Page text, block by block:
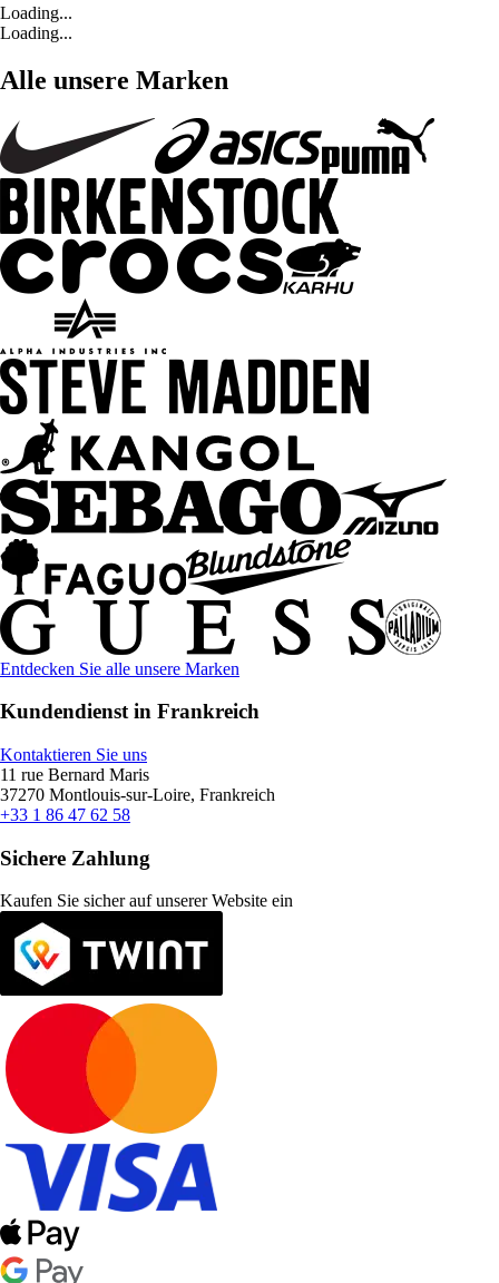
Loading...
Loading...
Alle unsere Marken
Entdecken Sie alle unsere Marken
Kundendienst in Frankreich
Kontaktieren Sie uns
11 rue Bernard Maris
37270 Montlouis-sur-Loire, Frankreich
+33 1 86 47 62 58
Sichere Zahlung
Kaufen Sie sicher auf unserer Website ein